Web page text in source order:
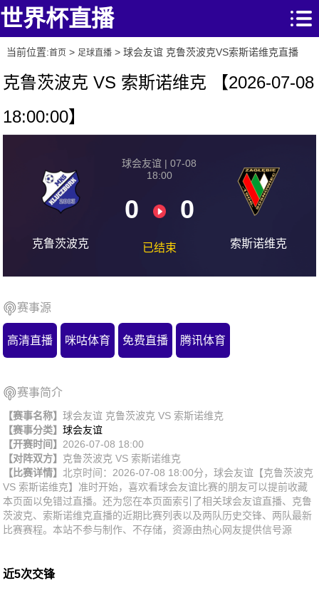
世界杯直播
当前位置:首页> 足球直播> 球会友谊 克鲁茨波克VS索斯诺维克直播
克鲁茨波克 VS 索斯诺维克 【2026-07-08
18:00:00】
克鲁茨波克
球会友谊 | 07-08
18:00
0 0
已结束 索斯诺维克
赛事源
高清直播 咪咕体育 免费直播 腾讯体育
赛事简介
【赛事名称】球会友谊 克鲁茨波克 VS 索斯诺维克
【赛事分类】球会友谊
【开赛时间】 2026-07-08 18:00
【对阵双方】 克鲁茨波克 VS 索斯诺维克
【比赛详情】 北京时间：2026-07-08 18:00分，球会友谊【克鲁茨波克
VS 索斯诺维克】准时开始，喜欢看球会友谊比赛的朋友可以提前收藏
本页面以免错过直播。还为您在本页面索引了相关球会友谊直播、克鲁
茨波克、索斯诺维克直播的近期比赛列表以及两队历史交锋、两队最新
比赛赛程。本站不参与制作、不存储，资源由热心网友提供信号源
近5次交锋